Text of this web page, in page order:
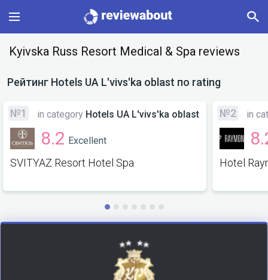
Main
Categories
Profile
Change language
Kyivska Russ Resort Medical & Spa reviews
Рейтинг Hotels UA L'vivs'ka oblast по rating
№1 in category Hotels UA L'vivs'ka oblast
8.2 Excellent
SVITYAZ Resort Hotel Spa
№2 in
Hotel